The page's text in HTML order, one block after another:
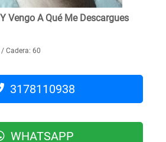
Vengo A Qué Me Descargues
Cadera: 60
3178110938
WHATSAPP